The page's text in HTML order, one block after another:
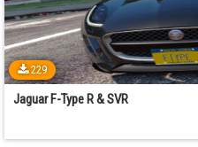
229
Jaguar F-Type R & SVR